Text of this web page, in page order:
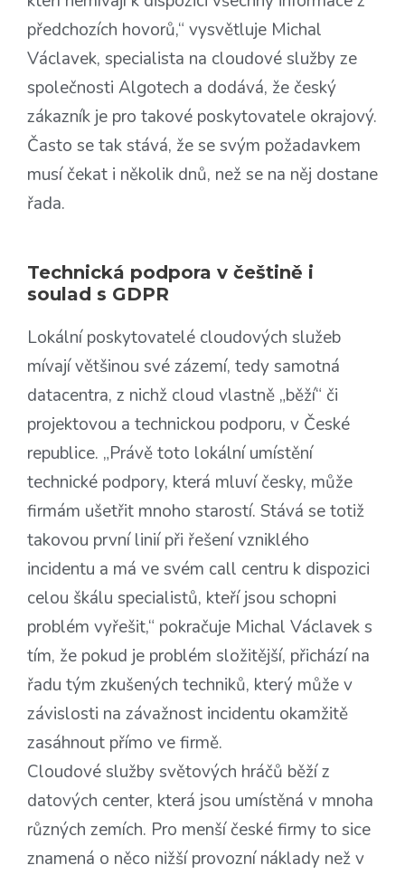
předchozích hovorů,“ vysvětluje Michal
Václavek, specialista na cloudové služby ze
společnosti Algotech a dodává, že český
zákazník je pro takové poskytovatele okrajový.
Často se tak stává, že se svým požadavkem
musí čekat i několik dnů, než se na něj dostane
řada.
Technická podpora v češtině i
soulad s GDPR
Lokální poskytovatelé cloudových služeb
mívají většinou své zázemí, tedy samotná
datacentra, z nichž cloud vlastně „běží“ či
projektovou a technickou podporu, v České
republice. „Právě toto lokální umístění
technické podpory, která mluví česky, může
firmám ušetřit mnoho starostí. Stává se totiž
takovou první linií při řešení vzniklého
incidentu a má ve svém call centru k dispozici
celou škálu specialistů, kteří jsou schopni
problém vyřešit,“ pokračuje Michal Václavek s
tím, že pokud je problém složitější, přichází na
řadu tým zkušených techniků, který může v
závislosti na závažnost incidentu okamžitě
zasáhnout přímo ve firmě.
Cloudové služby světových hráčů běží z
datových center, která jsou umístěná v mnoha
různých zemích. Pro menší české firmy to sice
znamená o něco nižší provozní náklady než v